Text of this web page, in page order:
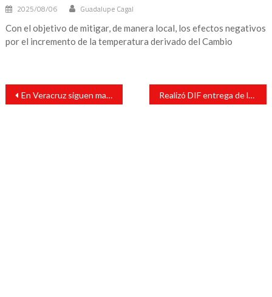
2025/08/06 Guadalupe Cagal
Con el objetivo de mitigar, de manera local, los efectos negativos
por el incremento de la temperatura derivado del Cambio
Navegación
entradas
En Veracruz siguen matando mujeres: activista Realizó DIF entrega de lentes gratuitos